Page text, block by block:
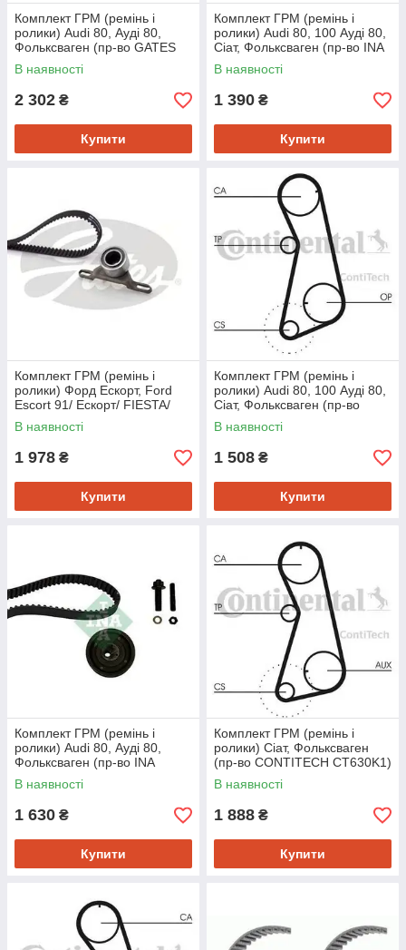
Комплект ГРМ (ремінь і
ролики) Audi 80, Ауді 80,
Фольксваген (пр-во GATES
K015176)
В наявності
2 302 ₴
Купити
Комплект ГРМ (ремінь і
ролики) Audi 80, 100 Ауді 80,
Сіат, Фольксваген (пр-во INA
530016210)
В наявності
1 390 ₴
Купити
Комплект ГРМ (ремінь і
ролики) Форд Ескорт, Ford
Escort 91/ Ескорт/ FIESTA/
Оріон/ Сієра (пр-во GATES
В наявності
1 978 ₴
Купити
Комплект ГРМ (ремінь і
ролики) Audi 80, 100 Ауді 80,
Сіат, Фольксваген (пр-во
CONTITECH CT637K1)
В наявності
1 508 ₴
Купити
Комплект ГРМ (ремінь і
ролики) Audi 80, Ауді 80,
Фольксваген (пр-во INA
530000210)
В наявності
1 630 ₴
Купити
Комплект ГРМ (ремінь і
ролики) Сіат, Фольксваген
(пр-во CONTITECH CT630K1)
В наявності
1 888 ₴
Купити